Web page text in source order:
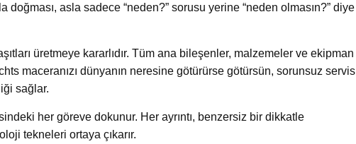
doğması, asla sadece “neden?” sorusu yerine “neden olmasın?” diye
üretmeye kararlıdır. Tüm ana bileşenler, malzemeler ve ekipman
maceranızı dünyanın neresine götürürse götürsün, sorunsuz servis
sağlar.
her göreve dokunur. Her ayrıntı, benzersiz bir dikkatle
tekneleri ortaya çıkarır.